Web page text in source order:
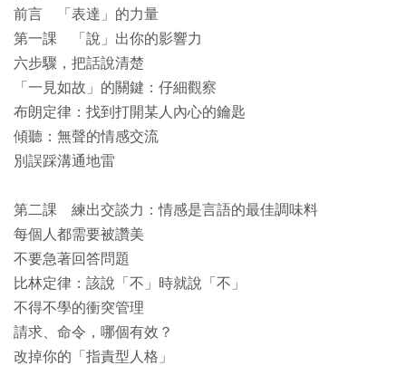
前言 「表達」的力量
第一課 「說」出你的影響力
六步驟，把話說清楚
「一見如故」的關鍵：仔細觀察
布朗定律：找到打開某人內心的鑰匙
傾聽：無聲的情感交流
別誤踩溝通地雷
第二課 練出交談力：情感是言語的最佳調味料
每個人都需要被讚美
不要急著回答問題
比林定律：該說「不」時就說「不」
不得不學的衝突管理
請求、命令，哪個有效？
改掉你的「指責型人格」